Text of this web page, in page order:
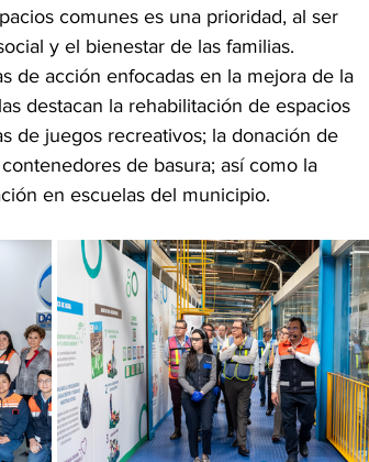
comunes es una prioridad, al ser
y el bienestar de las familias.
de acción enfocadas en la mejora de la
destacan la rehabilitación de espacios
de juegos recreativos; la donación de
de basura; así como la
en escuelas del municipio.